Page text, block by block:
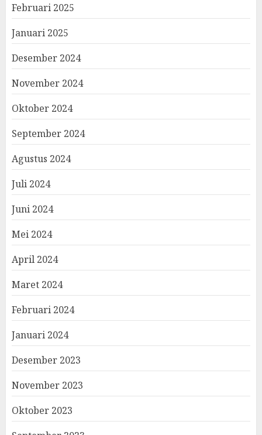
Februari 2025
Januari 2025
Desember 2024
November 2024
Oktober 2024
September 2024
Agustus 2024
Juli 2024
Juni 2024
Mei 2024
April 2024
Maret 2024
Februari 2024
Januari 2024
Desember 2023
November 2023
Oktober 2023